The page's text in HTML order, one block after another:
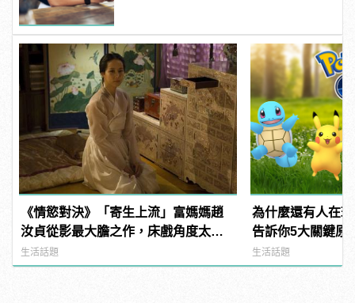
《情慾對決》「寄生上流」富媽媽趙
汝貞從影最大膽之作，床戲角度太真
實令她驚慌？
生活話題
為什麼還有人在
告訴你5大關鍵原
生活話題